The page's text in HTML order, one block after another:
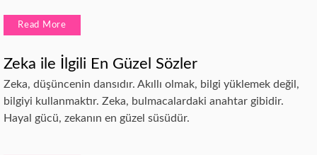
Read More
Zeka ile İlgili En Güzel Sözler
Zeka, düşüncenin dansıdır. Akıllı olmak, bilgi yüklemek değil,
bilgiyi kullanmaktır. Zeka, bulmacalardaki anahtar gibidir.
Hayal gücü, zekanın en güzel süsüdür.